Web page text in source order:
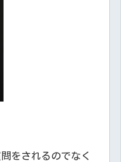
をされるのでなく